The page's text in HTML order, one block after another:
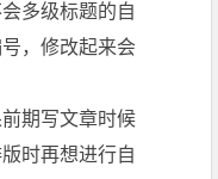
多级标题的自
，修改起来会
期写文章时候
时再想进行自